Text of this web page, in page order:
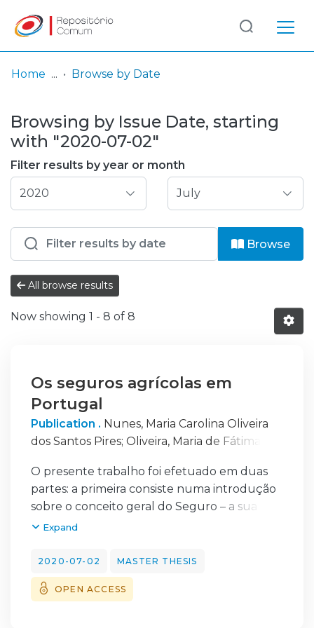
& Collections
Browse repository
Entities
Log
In
(current)
Home Browse by Date
Browsing by Issue Date, starting
with "2020-07-02"
Filter results by year or month
Browse
All browse results
Now showing 1 - 8 of 8
Os seguros agrícolas em
Portugal
Publication . Nunes, Maria Carolina Oliveira
dos Santos Pires; Oliveira, Maria de Fátima
O presente trabalho foi efetuado em duas
partes: a primeira consiste numa introdução
sobre o conceito geral do Seguro – a sua
origem, evolução e os conceitos principais
parte será sobre Seguros Agrícolas.Os
seguros tratam-se de um serviço, deste
modo, é importante contextualizar a
Expand
2020-07-02 MASTER THESIS
OPEN ACCESS